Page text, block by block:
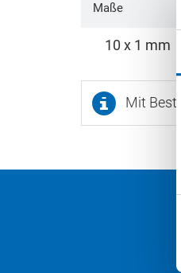
Maße
10 x 1 mm
Mit